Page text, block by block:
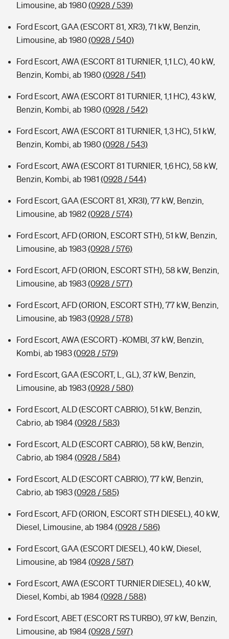
Limousine, ab 1980(0928 / 539)
Ford Escort, GAA (ESCORT 81, XR3), 71 kW, Benzin,
Limousine, ab 1980(0928 / 540)
Ford Escort, AWA (ESCORT 81 TURNIER, 1,1 LC), 40 kW,
Benzin, Kombi, ab 1980(0928 / 541)
Ford Escort, AWA (ESCORT 81 TURNIER, 1,1 HC), 43 kW,
Benzin, Kombi, ab 1980(0928 / 542)
Ford Escort, AWA (ESCORT 81 TURNIER, 1,3 HC), 51 kW,
Benzin, Kombi, ab 1980(0928 / 543)
Ford Escort, AWA (ESCORT 81 TURNIER, 1,6 HC), 58 kW,
Benzin, Kombi, ab 1981 (0928 / 544)
Ford Escort, GAA (ESCORT 81, XR3I), 77 kW, Benzin,
Limousine, ab 1982(0928 / 574)
Ford Escort, AFD (ORION, ESCORT STH), 51 kW, Benzin,
Limousine, ab 1983(0928 / 576)
Ford Escort, AFD (ORION, ESCORT STH), 58 kW, Benzin,
Limousine, ab 1983(0928 / 577)
Ford Escort, AFD (ORION, ESCORT STH), 77 kW, Benzin,
Limousine, ab 1983(0928 / 578)
Ford Escort, AWA (ESCORT) -KOMBI, 37 kW, Benzin,
Kombi, ab 1983(0928 / 579)
Ford Escort, GAA (ESCORT, L, GL), 37 kW, Benzin,
Limousine, ab 1983(0928 / 580)
Ford Escort, ALD (ESCORT CABRIO), 51 kW, Benzin,
Cabrio, ab 1984(0928 / 583)
Ford Escort, ALD (ESCORT CABRIO), 58 kW, Benzin,
Cabrio, ab 1984(0928 / 584)
Ford Escort, ALD (ESCORT CABRIO), 77 kW, Benzin,
Cabrio, ab 1983(0928 / 585)
Ford Escort, AFD (ORION, ESCORT STH DIESEL), 40 kW,
Diesel, Limousine, ab 1984(0928 / 586)
Ford Escort, GAA (ESCORT DIESEL), 40 kW, Diesel,
Limousine, ab 1984(0928 / 587)
Ford Escort, AWA (ESCORT TURNIER DIESEL), 40 kW,
Diesel, Kombi, ab 1984(0928 / 588)
Ford Escort, ABET (ESCORT RS TURBO), 97 kW, Benzin,
Limousine, ab 1984(0928 / 597)